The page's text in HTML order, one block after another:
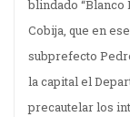
blindado “Blanco
Cobija, que en
subprefecto
la capital el
precautelar los